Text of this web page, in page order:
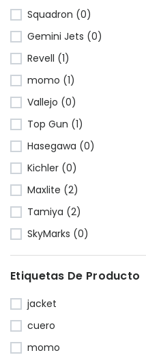
Squadron (0)
Gemini Jets (0)
Revell (1)
momo (1)
Vallejo (0)
Top Gun (1)
Hasegawa (0)
Kichler (0)
Maxlite (2)
Tamiya (2)
SkyMarks (0)
Etiquetas De Producto
jacket
cuero
momo